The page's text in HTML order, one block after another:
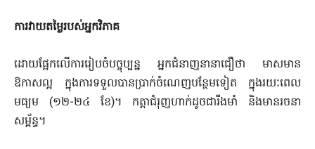
ការវាយតម្លៃរបស់អ្នកវិភាគ
ដោយផ្អែកលើការរៀបចំបច្ចុប្បន្ន អ្នកជំនាញនានាជឿថា មាសមាន
ឱកាសល្អ ក្នុងការទទួលបានប្រាក់ចំណេញបន្ថែមទៀត ក្នុងរយៈពេល
មធ្យម (១២-២៤ ខែ)។ កត្តាជំរុញហាក់ដូចជារឹងមាំ និងមានរចនា
សម្ព័ន្ធ។